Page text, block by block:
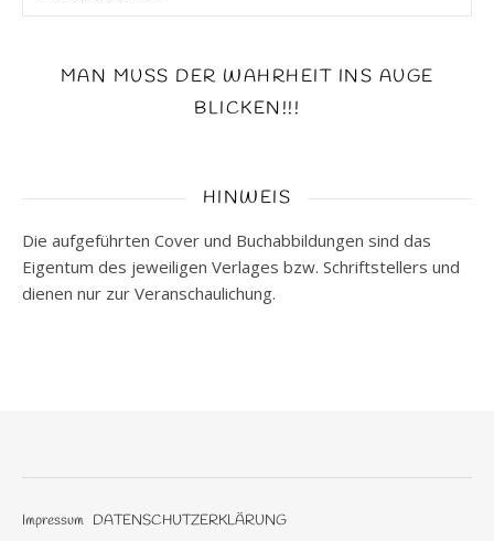
MAN MUSS DER WAHRHEIT INS AUGE
BLICKEN!!!
HINWEIS
Die aufgeführten Cover und Buchabbildungen sind das
Eigentum des jeweiligen Verlages bzw. Schriftstellers und
dienen nur zur Veranschaulichung.
Impressum DATENSCHUTZERKLÄRUNG